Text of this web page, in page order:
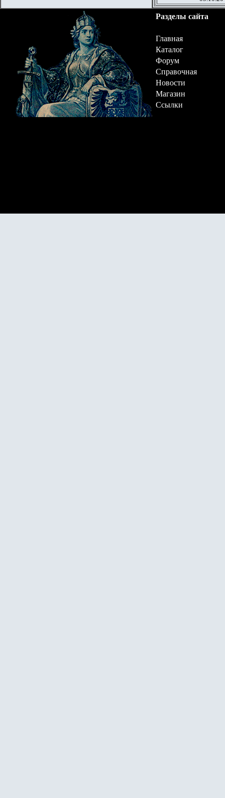
Разделы сайта
Главная
Каталог
Форум
Справочная
Новости
Магазин
Ссылки